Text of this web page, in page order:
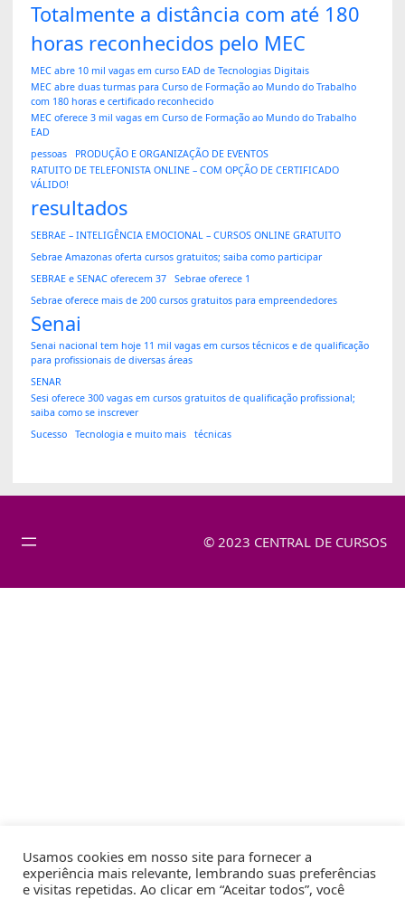
Totalmente a distância com até 180
horas reconhecidos pelo MEC
MEC abre 10 mil vagas em curso EAD de Tecnologias Digitais
MEC abre duas turmas para Curso de Formação ao Mundo do Trabalho
com 180 horas e certificado reconhecido
MEC oferece 3 mil vagas em Curso de Formação ao Mundo do Trabalho
EAD
pessoas
PRODUÇÃO E ORGANIZAÇÃO DE EVENTOS
RATUITO DE TELEFONISTA ONLINE – COM OPÇÃO DE CERTIFICADO
VÁLIDO!
resultados
SEBRAE – INTELIGÊNCIA EMOCIONAL – CURSOS ONLINE GRATUITO
Sebrae Amazonas oferta cursos gratuitos; saiba como participar
SEBRAE e SENAC oferecem 37
Sebrae oferece 1
Sebrae oferece mais de 200 cursos gratuitos para empreendedores
Senai
Senai nacional tem hoje 11 mil vagas em cursos técnicos e de qualificação
para profissionais de diversas áreas
SENAR
Sesi oferece 300 vagas em cursos gratuitos de qualificação profissional;
saiba como se inscrever
Sucesso
Tecnologia e muito mais técnicas
© 2023 CENTRAL DE CURSOS
Usamos cookies em nosso site para fornecer a
experiência mais relevante, lembrando suas preferências
e visitas repetidas. Ao clicar em “Aceitar todos”, você